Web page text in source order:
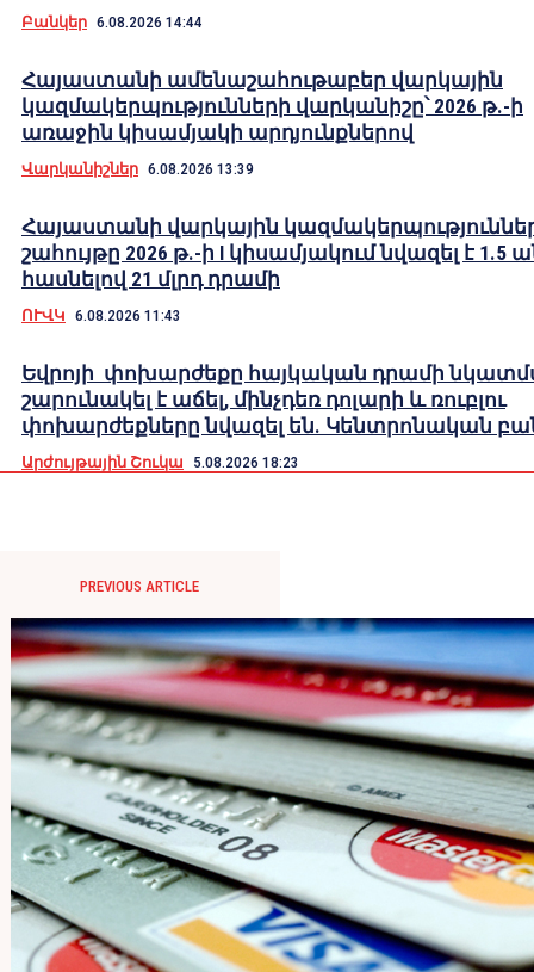
Բանկեր 6.08.2026 14:44
Հայաստանի ամենաշահութաբեր վարկային
կազմակերպությունների վարկանիշը՝ 2026 թ.-ի
առաջին կիսամյակի արդյունքներով
Վարկանիշներ 6.08.2026 13:39
Հայաստանի վարկային
շահույթը 2026 թ.-ի I կիսամյակում նվազել է 1.5
հասնելով 21 մլրդ դրամի
ՈՒՎԿ 6.08.2026 11:43
Եվրոյի փոխարժեքը հայկական դրամի
շարունակել է աճել, մինչդեռ դոլարի և ռուբլու
փոխարժեքները նվազել են. Կենտրոնական
Արժույթային Շուկա 5.08.2026 18:23
PREVIOUS ARTICLE